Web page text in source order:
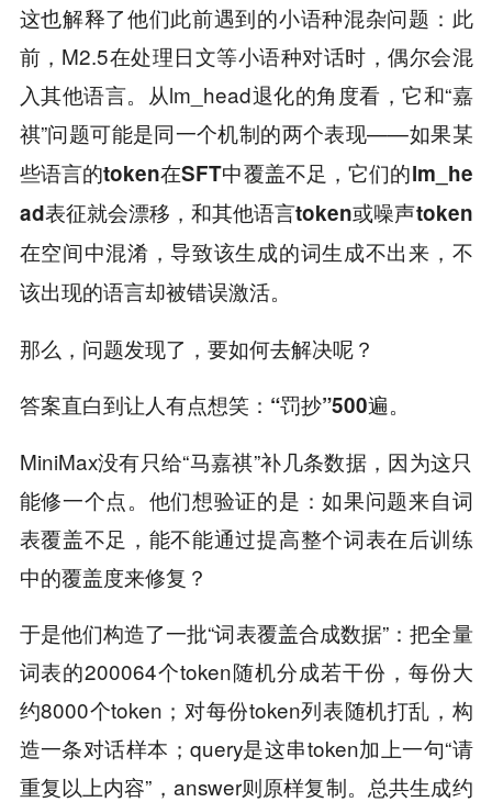
这也解释了他们此前遇到的小语种混杂问题：此
前，M2.5在处理日文等小语种对话时，偶尔会混
入其他语言。从lm_head退化的角度看，它和“嘉
祺”问题可能是同一个机制的两个表现——如果某
些语言的token在SFT中覆盖不足，它们的lm_he
ad表征就会漂移，和其他语言token或噪声token
在空间中混淆，导致该生成的词生成不出来，不
该出现的语言却被错误激活。
那么，问题发现了，要如何去解决呢？
答案直白到让人有点想笑： “罚抄”500遍。
MiniMax没有只给“马嘉祺”补几条数据，因为这只
能修一个点。他们想验证的是：如果问题来自词
表覆盖不足，能不能通过提高整个词表在后训练
中的覆盖度来修复？
于是他们构造了一批“词表覆盖合成数据”：把全量
词表的200064个token随机分成若干份，每份大
约8000个token；对每份token列表随机打乱，构
造一条对话样本；query是这串token加上一句“请
重复以上内容”，answer则原样复制。总共生成约